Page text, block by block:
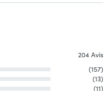
204 Avis
(157)
(13)
(11)